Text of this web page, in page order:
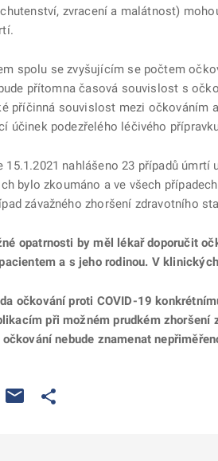
zvracení a malátnost)
spolu se zvyšujícím se počtem
přítomna časová souvislost s
příčinná souvislost mezi očkováním
účinek podezřelého léčivého
15.1.2021 nahlášeno 23 případů
bylo zkoumáno a ve všech
závažného zhoršení zdravotního
opatrnosti by měl lékař doporučit
a s jeho rodinou. V
očkování proti COVID-19
při možném prudkém
nebude znamenat
na nové kartě
se otevře na nové kartě
Odkaz se otevře na nové kartě